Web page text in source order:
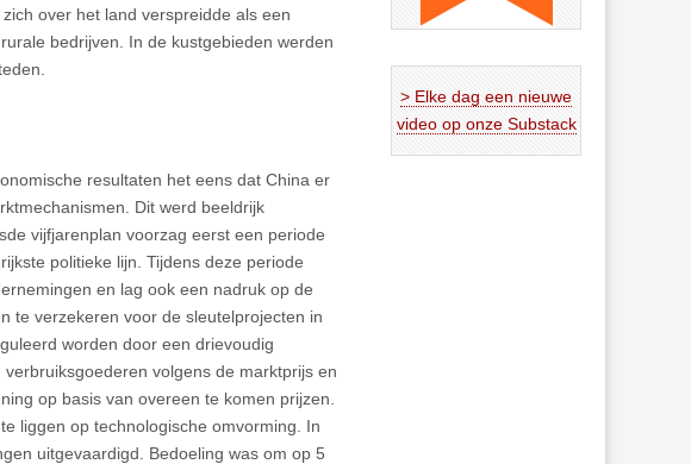
over het land verspreidde als een
bedrijven. In de kustgebieden werden
resultaten het eens dat China er
Dit werd beeldrijk
vijfjarenplan voorzag eerst een periode
politieke lijn. Tijdens deze periode
en lag ook een nadruk op de
te verzekeren voor de sleutelprojecten in
worden door een drievoudig
volgens de marktprijs en
op basis van overeen te komen prijzen.
liggen op technologische omvorming. In
uitgevaardigd. Bedoeling was om op 5
> Elke dag een nieuwe
video op onze Substack